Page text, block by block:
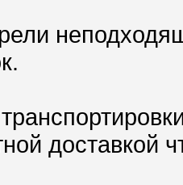
доставкой